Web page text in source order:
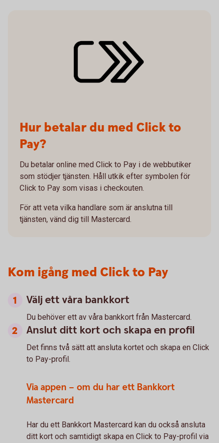
Hur betalar du med Click to
Pay?
Du betalar online med Click to Pay i de webbutiker
som stödjer tjänsten. Håll utkik efter symbolen för
Click to Pay som visas i checkouten.
För att veta vilka handlare som är anslutna till
tjänsten, vänd dig till Mastercard.
Kom igång med Click to Pay
Välj ett våra bankkort
Du behöver ett av våra bankkort från Mastercard.
Anslut ditt kort och skapa en profil
Det finns två sätt att ansluta kortet och skapa en Click
to Pay-profil.
Via appen – om du har ett Bankkort
Mastercard
Har du ett Bankkort Mastercard kan du också ansluta
ditt kort och samtidigt skapa en Click to Pay-profil via